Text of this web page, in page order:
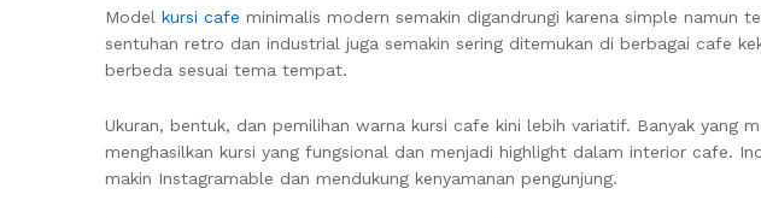
Model kursi cafe minimalis modern semakin digandrungi karena simple namun
sentuhan retro dan industrial juga semakin sering ditemukan di berbagai cafe
berbeda sesuai tema tempat.
Ukuran, bentuk, dan pemilihan warna kursi cafe kini lebih variatif. Banyak yang
menghasilkan kursi yang fungsional dan menjadi highlight dalam interior cafe.
makin Instagramable dan mendukung kenyamanan pengunjung.